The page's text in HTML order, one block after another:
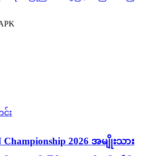
း
Championship 2026 အမျိုးသား